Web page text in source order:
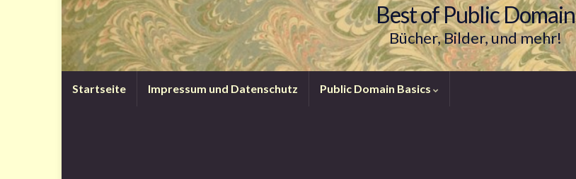
Best of Public Domain
Bücher, Bilder, und mehr!
Startseite Impressum und Datenschutz Public Domain Basics